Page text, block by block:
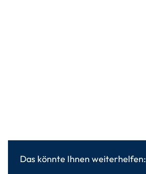
Das könnte Ihnen weiterhelfen: